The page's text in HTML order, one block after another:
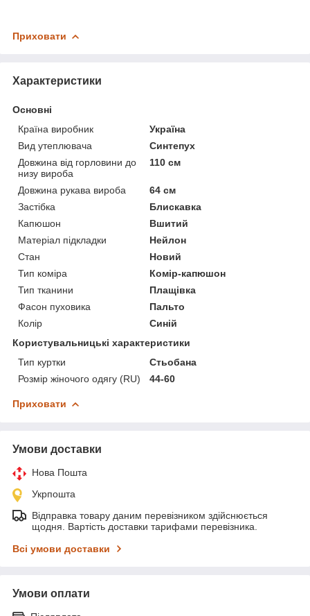
Приховати
Характеристики
Основні
Країна виробник
Україна
Вид утеплювача
Синтепух
Довжина від горловини до
низу вироба
110 см
Довжина рукава вироба
64 см
Застібка
Блискавка
Капюшон
Вшитий
Матеріал підкладки
Нейлон
Стан
Новий
Тип коміра
Комір-капюшон
Тип тканини
Плащівка
Фасон пуховика
Пальто
Колір
Синій
Користувальницькі характеристики
Тип куртки
Стьобана
Розмір жіночого одягу (RU)
44-60
Приховати
Умови доставки
Нова Пошта
Укрпошта
Відправка товару даним перевізником здійснюється
щодня. Вартість доставки тарифами перевізника.
Всі умови доставки
Умови оплати